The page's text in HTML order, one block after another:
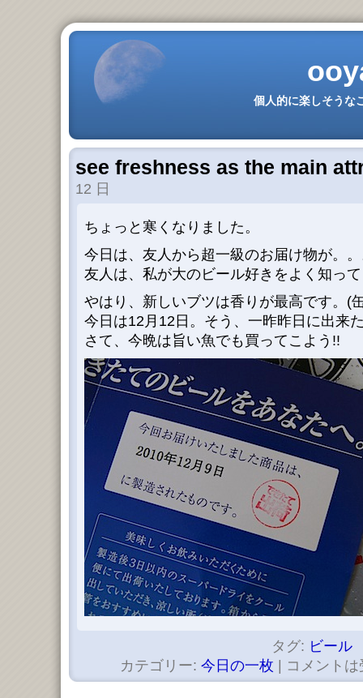
個人的に楽しそうな
see freshness as the main
12 日
ちょっと寒くなりました。
今日は、友人から超一級のお届け物が。
友人は、私が大のビール好きをよく知っ
やはり、新しいブツは香りが最高です。(
今日は12月12日。そう、一昨昨日に出来
さて、今晩は旨い魚でも買ってこよう!!
タグ: ビール
カテゴリー: 今日の一枚 コメント